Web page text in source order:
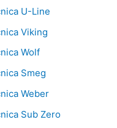
U-Line
Viking
Wolf
Smeg
Weber
Sub Zero